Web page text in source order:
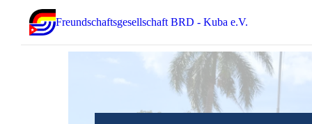
Freundschaftsgesellschaft BRD - Kuba e.V.